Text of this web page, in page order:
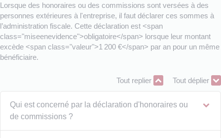
Lorsque des honoraires ou des commissions sont versées à des
personnes extérieures à l'entreprise, il faut déclarer ces sommes à
l’administration fiscale. Cette déclaration est <span
class="miseenevidence">obligatoire</span> lorsque leur montant
excède <span class="valeur">1 200 €</span> par an pour un même
bénéficiaire.
Tout replier Tout déplier
Qui est concerné par la déclaration d'honoraires ou
de commissions ?